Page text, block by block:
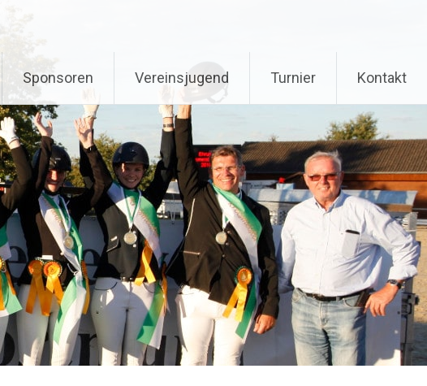
Sponsoren Vereinsjugend Turnier Kontakt